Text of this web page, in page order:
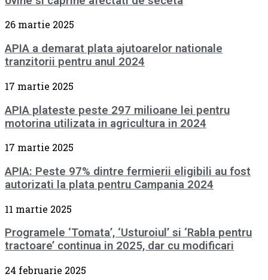
26 martie 2025
APIA a demarat plata ajutoarelor nationale
tranzitorii pentru anul 2024
17 martie 2025
APIA plateste peste 297 milioane lei pentru
motorina utilizata in agricultura in 2024
17 martie 2025
APIA: Peste 97% dintre fermierii eligibili au fost
autorizati la plata pentru Campania 2024
11 martie 2025
Programele ‘Tomata’, ‘Usturoiul’ si ‘Rabla pentru
tractoare’ continua in 2025, dar cu modificari
24 februarie 2025